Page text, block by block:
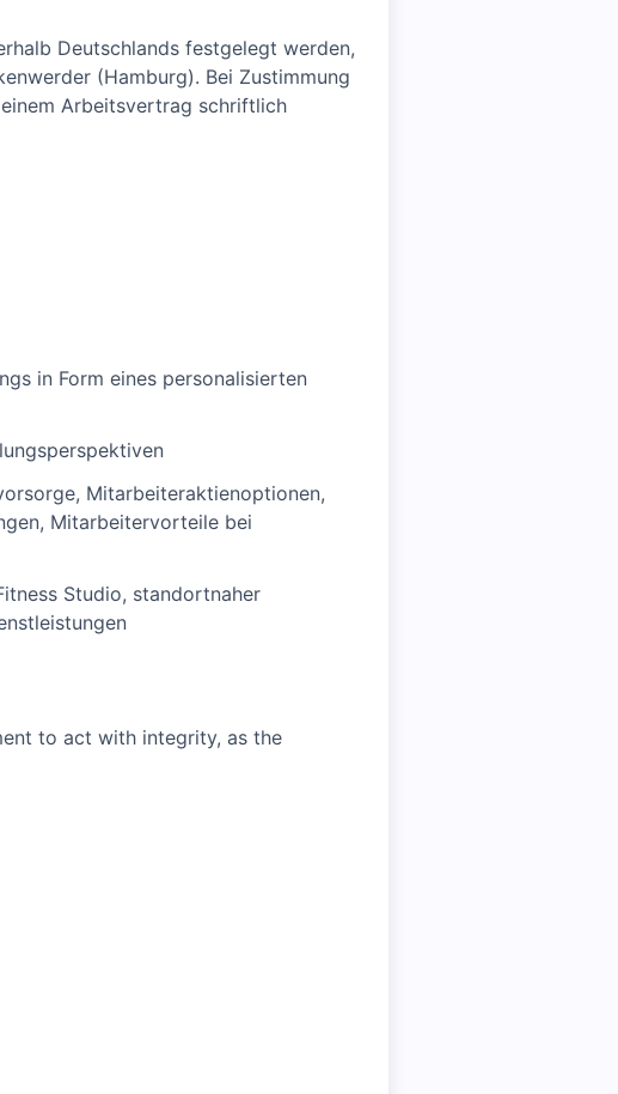
Deutschlands festgelegt werden,
(Hamburg). Bei Zustimmung
Arbeitsvertrag schriftlich
in Form eines personalisierten
Mitarbeiteraktienoptionen,
Mitarbeitervorteile bei
Studio, standortnaher
to act with integrity, as the